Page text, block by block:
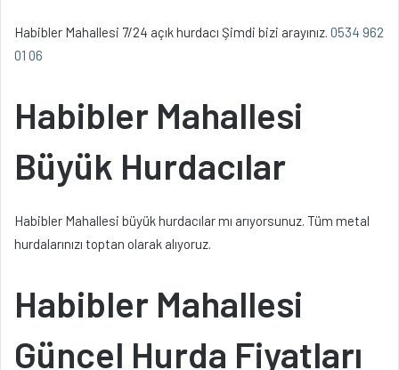
Habibler Mahallesi 7/24 açık hurdacı Şimdi bizi arayınız. 0534 962
01 06
Habibler Mahallesi
Büyük Hurdacılar
Habibler Mahallesi büyük hurdacılar mı arıyorsunuz. Tüm metal
hurdalarınızı toptan olarak alıyoruz.
Habibler Mahallesi
Güncel Hurda Fiyatları